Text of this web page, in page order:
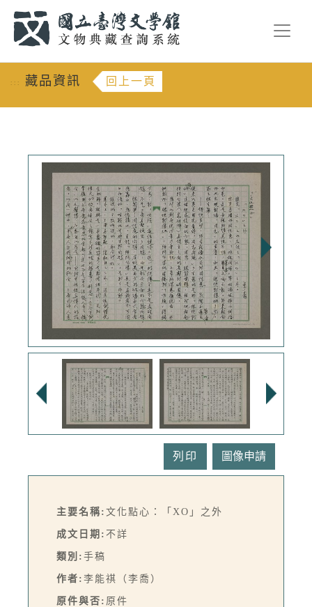
::: 藏品資訊 回上一頁
列印
主要名稱: 文化點心：「XO」之外
成文日期: 不詳
類別: 手稿
作者: 李能祺（李喬）
原件與否: 原件